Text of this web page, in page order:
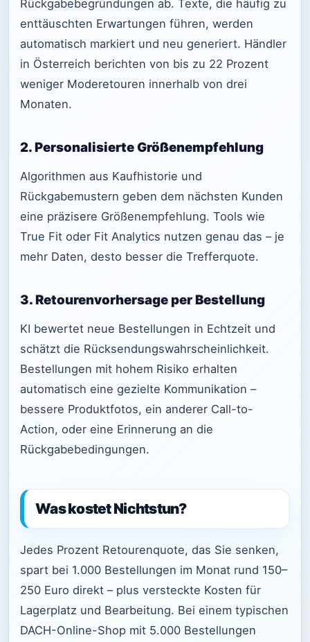
Rückgabebegründungen ab. Texte, die häufig zu
enttäuschten Erwartungen führen, werden
automatisch markiert und neu generiert. Händler
in Österreich berichten von bis zu 22 Prozent
weniger Moderetouren innerhalb von drei
Monaten.
2. Personalisierte Größenempfehlung
Algorithmen aus Kaufhistorie und
Rückgabemustern geben dem nächsten Kunden
eine präzisere Größenempfehlung. Tools wie
True Fit oder Fit Analytics nutzen genau das – je
mehr Daten, desto besser die Trefferquote.
3. Retourenvorhersage per Bestellung
KI bewertet neue Bestellungen in Echtzeit und
schätzt die Rücksendungswahrscheinlichkeit.
Bestellungen mit hohem Risiko erhalten
automatisch eine gezielte Kommunikation –
bessere Produktfotos, ein anderer Call-to-
Action, oder eine Erinnerung an die
Rückgabebedingungen.
Was kostet Nichtstun?
Jedes Prozent Retourenquote, das Sie senken,
spart bei 1.000 Bestellungen im Monat rund 150–
250 Euro direkt – plus versteckte Kosten für
Lagerplatz und Bearbeitung. Bei einem typischen
DACH-Online-Shop mit 5.000 Bestellungen